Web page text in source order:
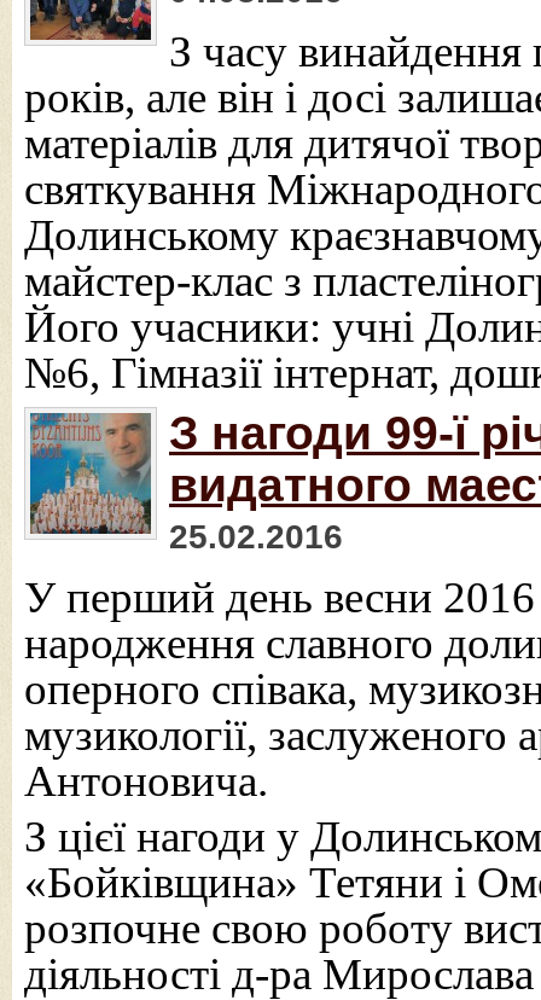
З часу
років, але він і досі
матеріалів для дитячої
святкування
Долинському
майстер-клас з
Його учасники: учні
№6, Гімназії інтернат,
З нагоди 99-ї
видатного
25.02.2016
У перший день весни 2016
народження славного
оперного співака,
музикології,
Антоновича.
З цієї нагоди у
«Бойківщина» Тетяни і
розпочне свою роботу
діяльності д-ра